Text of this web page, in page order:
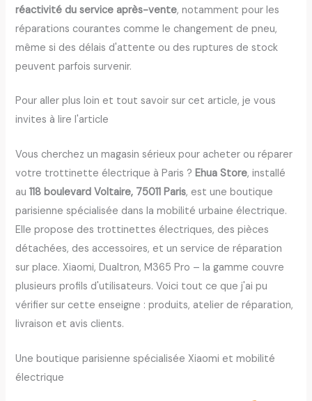
réactivité du service après-vente, notamment pour les
réparations courantes comme le changement de pneu,
même si des délais d'attente ou des ruptures de stock
peuvent parfois survenir.
Pour aller plus loin et tout savoir sur cet article, je vous
invites à lire l'article
Vous cherchez un magasin sérieux pour acheter ou réparer
votre trottinette électrique à Paris ?Ehua Store, installé
au118 boulevard Voltaire, 75011 Paris, est une boutique
parisienne spécialisée dans la mobilité urbaine électrique.
Elle propose des trottinettes électriques, des pièces
détachées, des accessoires, et un service de réparation
sur place. Xiaomi, Dualtron, M365 Pro – la gamme couvre
plusieurs profils d'utilisateurs. Voici tout ce que j'ai pu
vérifier sur cette enseigne : produits, atelier de réparation,
livraison et avis clients.
Une boutique parisienne spécialisée Xiaomi et mobilité
électrique